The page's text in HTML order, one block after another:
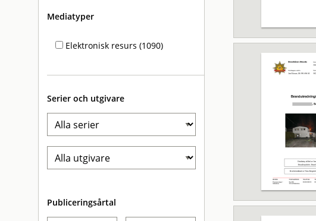
Mediatyper
Elektronisk resurs (1090)
Serier och utgivare
Publiceringsårtal